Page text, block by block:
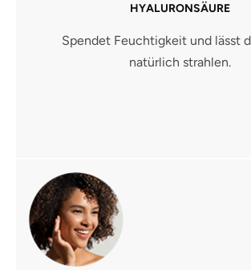
HYALURONSÄURE
Spendet Feuchtigkeit und lässt
natürlich strahlen.